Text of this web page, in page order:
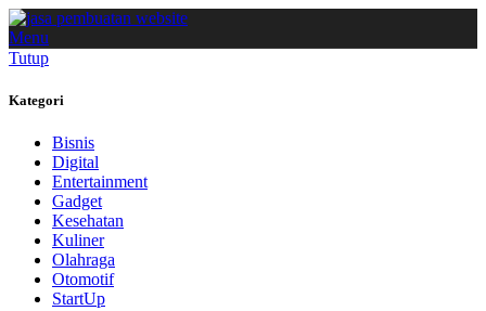
Menu
Tutup
Kategori
Bisnis
Digital
Entertainment
Gadget
Kesehatan
Kuliner
Olahraga
Otomotif
StartUp